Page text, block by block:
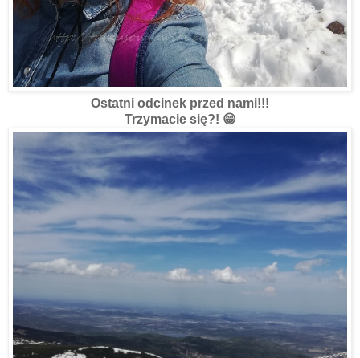
Ostatni odcinek przed nami!!!
Trzymacie się?! 😁